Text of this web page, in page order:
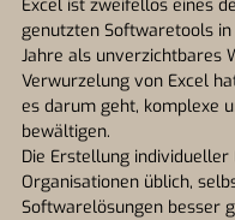
Excel ist zweifellos eines
genutzten Softwaretools
Jahre als unverzichtbares
Verwurzelung von Excel
es darum geht, komplexe
bewältigen.
Die Erstellung
Organisationen üblich,
Softwarelösungen besser